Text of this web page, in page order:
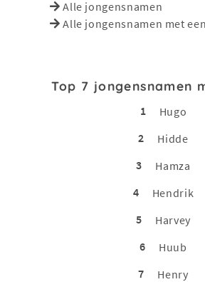
Alle jongensnamen
Alle jongensnamen met
Top 7 jongensnamen
1
Hugo
2
Hidde
3
Hamza
4
Hendrik
5
Harvey
6
Huub
7
Henry